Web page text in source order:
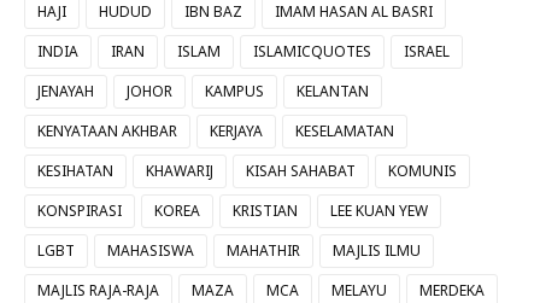
HAJI
HUDUD IBN BAZ
IMAM HASAN AL BASRI
INDIA
IRAN ISLAM ISLAMICQUOTES
ISRAEL
JENAYAH
JOHOR KAMPUS
KELANTAN
KENYATAAN AKHBAR
KERJAYA
KESELAMATAN
KESIHATAN
KHAWARIJ KISAH SAHABAT
KOMUNIS
KONSPIRASI
KOREA KRISTIAN
LEE KUAN YEW
LGBT
MAHASISWA MAHATHIR
MAJLIS ILMU
MAJLIS RAJA-RAJA
MAZA MCA MELAYU
MERDEKA